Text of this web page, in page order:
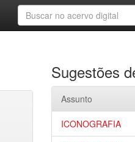
Sugestões
Assunto
ICONOGRAFIA